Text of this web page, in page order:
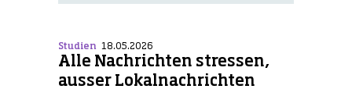
Studien 18.05.2026
Alle Nachrichten stressen,
ausser Lokalnachrichten